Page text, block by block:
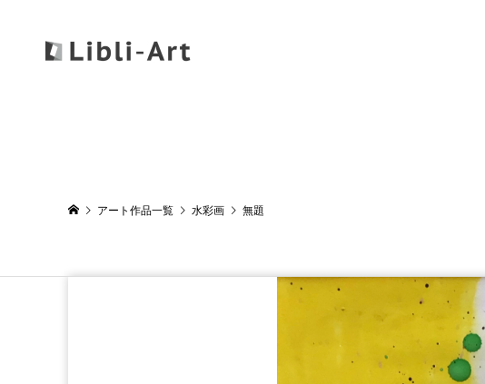
アート作品一覧 水彩画 無題